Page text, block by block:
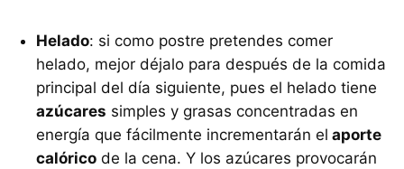
Helado: si como postre pretendes comer
helado, mejor déjalo para después de la comida
principal del día siguiente, pues el helado tiene
azúcares simples y grasas concentradas en
energía que fácilmente incrementarán el aporte
calórico de la cena. Y los azúcares provocarán